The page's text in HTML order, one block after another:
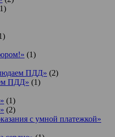
(1)
ПДД» (2)
ПДД» (1)
(1)
(2)
с умной платежкой»